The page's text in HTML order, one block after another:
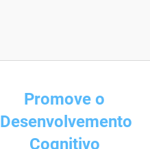
Promove o
Desenvolvemento
Cognitivo